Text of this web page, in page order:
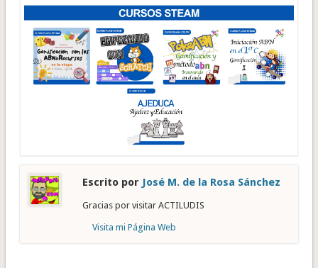
Escrito por José M. de la Rosa Sánchez
Gracias por visitar ACTILUDIS
Visita mi Página Web